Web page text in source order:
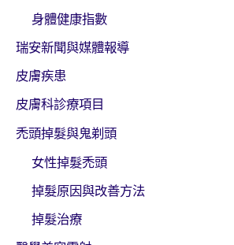
身體健康指數
瑞安新聞與媒體報導
皮膚疾患
皮膚科診療項目
禿頭掉髮與鬼剃頭
女性掉髮禿頭
掉髮原因與改善方法
掉髮治療